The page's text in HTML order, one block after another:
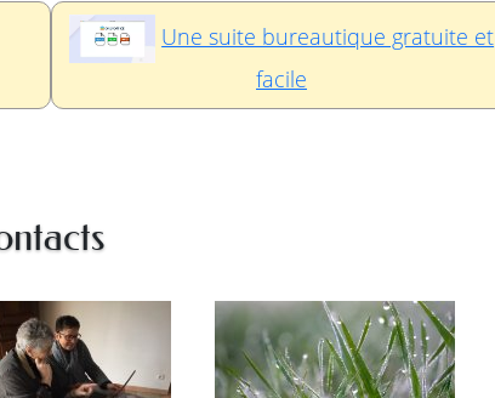
Une suite bureautique gratuite et
facile